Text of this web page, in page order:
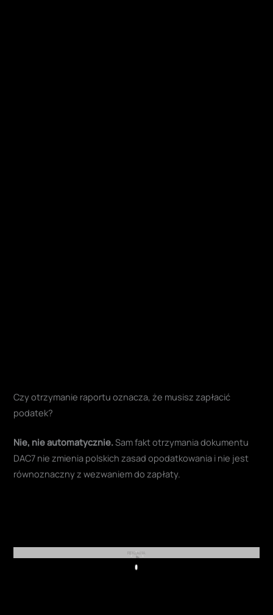
podatek?
DAC7 nie zmienia polskich zasad opodatkowania i nie jest
równoznaczny z wezwaniem do zapłaty.
Play